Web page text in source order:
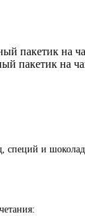
пакетик на
пакетик на
специй и